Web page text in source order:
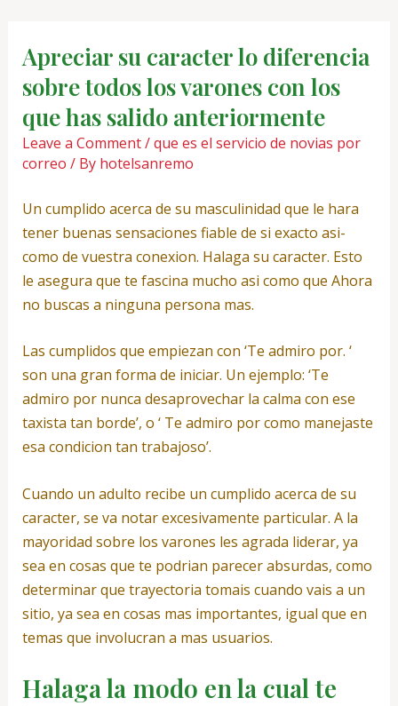
content
Apreciar su caracter lo diferencia
sobre todos los varones con los
que has salido anteriormente
Leave a Comment/que es el servicio de novias por
correo / By hotelsanremo
Un cumplido acerca de su masculinidad que le hara
tener buenas sensaciones fiable de si exacto asi­
como de vuestra conexion. Halaga su caracter. Esto
le asegura que te fascina mucho asi­ como que Ahora
no buscas a ninguna persona mas.
Las cumplidos que empiezan con ‘Te admiro por. ‘
son una gran forma de iniciar. Un ejemplo: ‘Te
admiro por nunca desaprovechar la calma con ese
taxista tan borde’, o ‘ Te admiro por como manejaste
esa condicion tan trabajoso’.
Cuando un adulto recibe un cumplido acerca de su
caracter, se va notar excesivamente particular. A la
mayoridad sobre los varones les agrada liderar, ya
sea en cosas que te podri­an parecer absurdas, como
determinar que trayectoria tomais cuando vais a un
sitio, ya sea en cosas mas importantes, igual que en
temas que involucran a mas usuarios.
Halaga la modo en la cual te